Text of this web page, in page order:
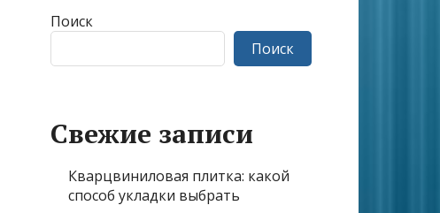
Поиск
Поиск
Свежие записи
Кварцвиниловая плитка: какой
способ укладки выбрать